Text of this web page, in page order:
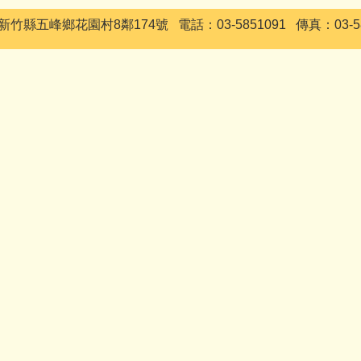
竹縣五峰鄉花園村8鄰174號 電話：03-5851091 傳真：03-